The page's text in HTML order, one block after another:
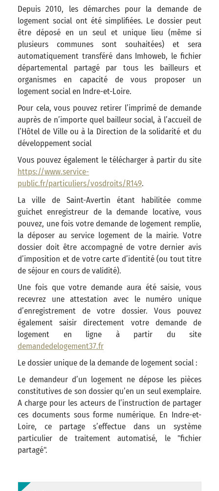
Depuis 2010, les démarches pour la demande de
logement social ont été simplifiées. Le dossier peut
être déposé en un seul et unique lieu (même si
plusieurs communes sont souhaitées) et sera
automatiquement transféré dans Imhoweb, le fichier
départemental partagé par tous les bailleurs et
organismes en capacité de vous proposer un
logement social en Indre-et-Loire.
Pour cela, vous pouvez retirer l’imprimé de demande
auprès de n’importe quel bailleur social, à l’accueil de
l’Hôtel de Ville ou à la Direction de la solidarité et du
développement social
Vous pouvez également le télécharger à partir du site
https://www.service-
public.fr/particuliers/vosdroits/R149.
La ville de Saint-Avertin étant habilitée comme
guichet enregistreur de la demande locative, vous
pouvez, une fois votre demande de logement remplie,
la déposer au service logement de la mairie. Votre
dossier doit être accompagné de votre dernier avis
d’imposition et de votre carte d’identité (ou tout titre
de séjour en cours de validité).
Une fois que votre demande aura été saisie, vous
recevrez une attestation avec le numéro unique
d’enregistrement de votre dossier. Vous pouvez
également saisir directement votre demande de
logement en ligne à partir du site
demandedelogement37.fr
Le dossier unique de la demande de logement social :
Le demandeur d’un logement ne dépose les pièces
constitutives de son dossier qu’en un seul exemplaire.
A charge pour les acteurs de l’instruction de partager
ces documents sous forme numérique. En Indre-et-
Loire, ce partage s’effectue dans un système
particulier de traitement automatisé, le "fichier
partagé".